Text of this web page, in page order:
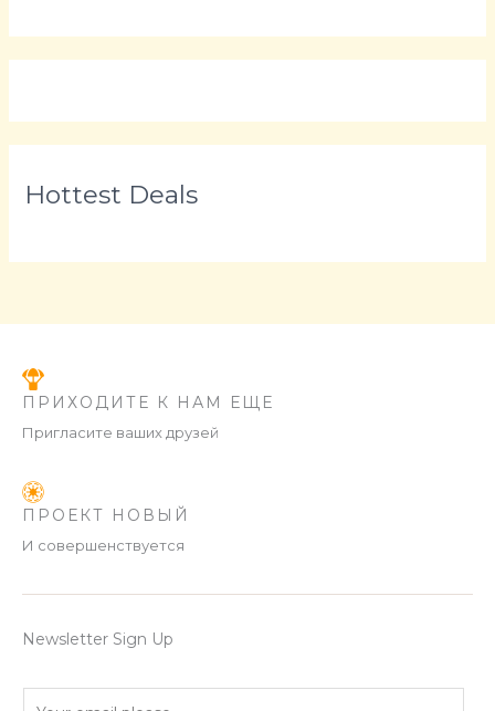
Hottest Deals
ПРИХОДИТЕ К НАМ ЕЩЕ
Пригласите ваших друзей
ПРОЕКТ НОВЫЙ
И совершенствуется
Newsletter Sign Up